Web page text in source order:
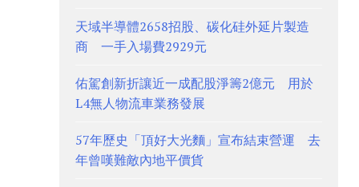
天域半導體2658招股、碳化硅外延片製造
商 一手入場費2929元
佑駕創新折讓近一成配股淨籌2億元 用於
L4無人物流車業務發展
57年歷史「頂好大光麵」宣布結束營運 去
年曾嘆難敵內地平價貨